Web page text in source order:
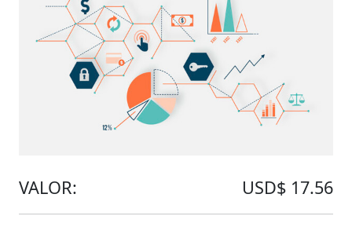
VALOR: USD$ 17.56